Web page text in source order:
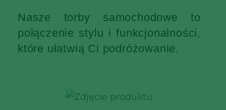
Nasze torby samochodowe to
połączenie stylu i funkcjonalności,
które ułatwią Ci podróżowanie.